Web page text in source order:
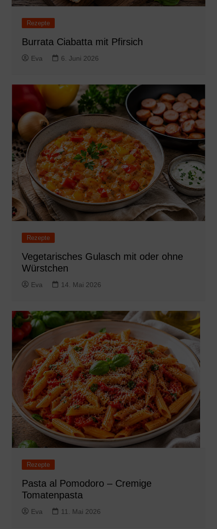
Rezepte
Burrata Ciabatta mit Pfirsich
Eva 6. Juni 2026
Rezepte
Vegetarisches Gulasch mit oder ohne
Würstchen
Eva 14. Mai 2026
Rezepte
Pasta al Pomodoro – Cremige
Tomatenpasta
Eva 11. Mai 2026